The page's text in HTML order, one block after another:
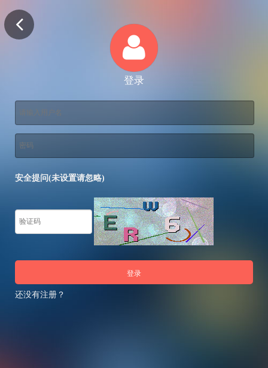
登录
安全提问(未设置请忽略)
登录
还没有注册？